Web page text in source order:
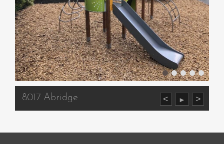
< ► >
8017 Abridge